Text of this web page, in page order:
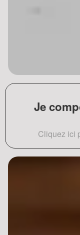
Je
Cliquez ici